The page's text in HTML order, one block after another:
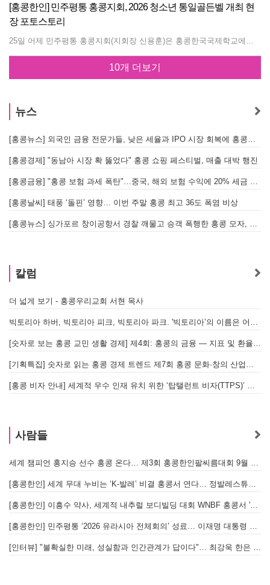
[홍콩한인] 민주평통 홍콩지회, 2026 청소년 통일골든벨 개최 현
장 포토스토리
25일 어제 민주평통 홍콩지회(지회장 신용훈)은 홍콩한국국제학교에서 '2026 청소년 통일골든벨'을 개최했습니다. 통일골든벨은 2014년 시작한 이래 홍콩한국국제학교 대강당에서 홍콩한국토요학교 학생을 중심으로 매년 개최되어 왔었는데, 올해는 주말 대강당 대여가 어려워지면서 평일 소강당으로 장소를 변경해 개최하게 됐습니다. 한국국제학교 학생들이 주축이 되어 76명의 중고등부 학생들이 열띤 경쟁을 펼쳤습니다. 시상은 대상 민준기, 우수상 손정우, 김다은, 장려상 김건하, 정서윤, 정지우 학생이 선정됐습니다. 학생들의 진지한 모습을 포토스토리로 느껴보시기 바랍니다. 사진 손정호 편집장
10개 더보기
뉴스
[홍콩뉴스] 외국인 금융 전문가들, 낮은 세율과 IPO 시장 회복에 홍콩으로 '대거 복귀'
[홍콩경제] "동남아 시장 확 뚫었다" 홍콩 쇼핑 페스티벌, 매출 대박 행진
[홍콩금융] "홍콩 보험 과세 폭탄"…중국, 해외 보험 수익에 20% 세금 부과로 관련주 급락
[홍콩날씨] 태풍 ‘돌핀’ 영향… 이번 주말 홍콩 최고 36도 폭염 비상
[홍콩뉴스] 싱가포르 창이공항서 경찰 깨물고 승객 폭행한 홍콩 모자, 결국 감옥행
칼럼
더 넓게 보기 - 홍콩우리교회 서현 목사
빅토리아 하버, 빅토리아 피크, 빅토리아 파크. '빅토리아’의 이름은 어떻게 온 걸까? - [이승권 원장의 생활칼럼]
[숫자로 보는 홍콩 교민 생활 경제] 제4회: 홍콩의 금융 — 지표 및 환율, MPF 운영 현황
[기획특집] 숫자로 읽는 홍콩 경제 트렌드 제7회 홍콩 문화·창의 산업의 구조와 분야별 동향
[홍콩 비자 안내] 세계적 우수 인재 유치 위한 ‘탑탤런트 비자(TTPS)’ 주요 요건
사람들
세계 챔피언 홍지승 선수 홍콩 온다… 제3회 홍콩한인팔씨름대회 9월 12일 개최
[홍콩한인] 세계 무대 누비는 ‘K-발레’ 비결 홍콩서 연다… 정발레스튜디오 개원
[홍콩한인] 이흥수 약사, 세계적 내추럴 보디빌딩 대회 WNBF 홍콩서 '마스터 부문 1위' 기염
[홍콩한인] 민주평통 ‘2026 유라시아 전체회의’ 성료… 이재명 대통령 참석으로 의미 더해
[인터뷰] "불확실한 미래, 성실함과 인간관계가 답이다"… 최강욱 한은 부소장이 청소년들에게 전하는 응원